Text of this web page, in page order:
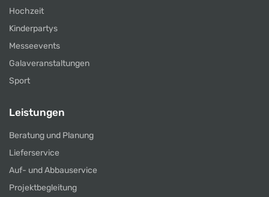
Hochzeit
Kinderpartys
Messeevents
Galaveranstaltungen
Sport
Leistungen
Beratung und Planung
Lieferservice
Auf- und Abbauservice
Projektbegleitung